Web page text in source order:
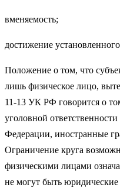
вменяемость;
достижение
Положение о том, что
лишь физическое лицо,
11-13 УК РФ говорится о
уголовной
Федерации, иностранные
Ограничение круга
физическими лицами
не могут быть юридические